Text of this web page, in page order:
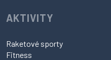
AKTIVITY
Raketové sporty
Fitness